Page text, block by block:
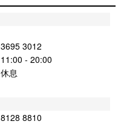
3695 3012
11:00 - 20:00
休息
8128 8810